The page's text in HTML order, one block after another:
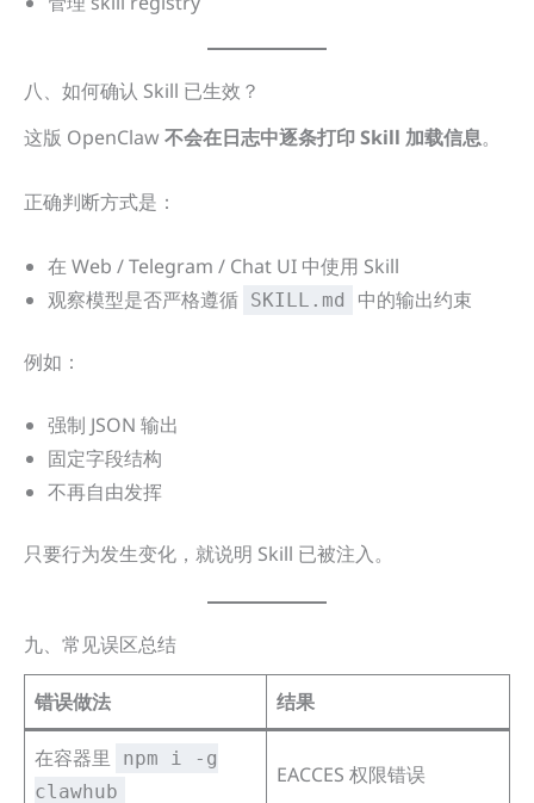
八、如何确认 Skill 已生效？
这版 OpenClaw不会在日志中逐条打印 Skill 加载信息。
正确判断方式是：
在 Web / Telegram / Chat UI 中使用 Skill
观察模型是否严格遵循 SKILL.md 中的输出约束
例如：
强制 JSON 输出
固定字段结构
不再自由发挥
只要行为发生变化，就说明 Skill 已被注入。
九、常见误区总结
错误做法 结果
在容器里
npm i -g
clawhub
EACCES 权限错误